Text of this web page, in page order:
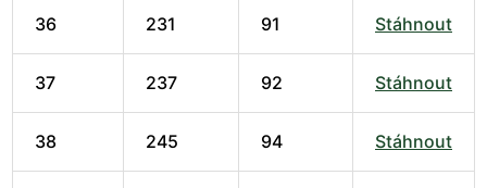
36 231 91 Stáhnout
37 237 92 Stáhnout
38 245 94 Stáhnout